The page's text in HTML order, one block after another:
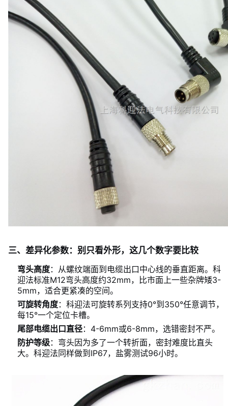
三、差异化参数：别只看外形，这几个数字要比较
弯头高度：从螺纹端面到电缆出口中心线的垂直距离。科
迎法标准M12弯头高度约32mm，比市面上一些杂牌矮3-
5mm，适合更紧凑的空间。
可旋转角度：科迎法可旋转系列支持0°到350°任意调节，
每15°一个定位卡槽。
尾部电缆出口直径：4-6mm或6-8mm，选错密封不严。
防护等级：弯头因为多了一个转折面，密封难度比直头
大。科迎法同样做到IP67，盐雾测试96小时。